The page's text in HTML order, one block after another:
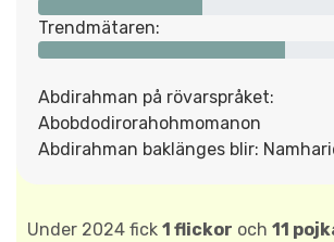
Trendmätaren:
Abdirahman på rövarspråket:
Abobdodirorahohmomanon
Abdirahman baklänges blir:
Under 2024 fick 1 flickor och 11